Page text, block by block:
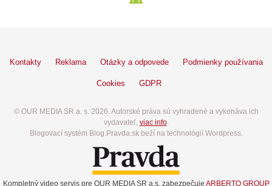
Kontakty Reklama Otázky a odpovede Podmienky používania
Cookies GDPR
© OUR MEDIA SR a. s. 2026. Autorské práva sú vyhradené a vykonáva ich
vydavateľ, viac info.
Blogovací systém Blog.Pravda.sk beží na technológií Wordpress.
Kompletný video servis pre OUR MEDIA SR a.s. zabezpečuje ARBERTO GROUP